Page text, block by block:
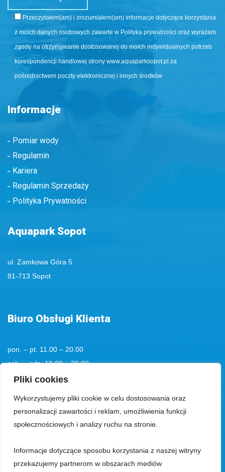
Pliki cookies
Wykorzystujemy pliki cookie w celu dostosowania oraz
personalizacji zawartości i reklam, umożliwienia funkcji
społecznościowych i analizy ruchu na stronie.
Informacje dotyczące sposobu korzystania z naszej witryny
przekazujemy partnerom w obszarach mediów
Przeczytałem(am) i zrozumiałem(am) informacje dotyczące korzystania
z moich danych osobowych zawarte w Polityka prywatności oraz wyrażam
zgodę na otrzymywanie dostosowanej do moich indywidualnych potrzeb
korespondencji handlowej strony www.aquaparksopot.pl za
pośrednictwem poczty elektronicznej i innych środków
Informacje
Pomiar wody
Regulamin
Kariera
Regulamin Sprzedaży
Polityka Prywatności
Aquapark Sopot
ul. Zamkowa Góra 5
81-713 Sopot
Biuro Obsługi Klienta
pon. – pt. 11.00 – 20.00
sob. – ndz. 10.00 – 20.00
tel. kom.+48 501194193
tel.:+48 58 555 85 23
Park Wodny Sopot Spółka z ograniczoną odpowiedzialnością z siedzibą
w Sopocie, 81-713, przy ul. Zamkowa Góra 5, wpisana do rejestru